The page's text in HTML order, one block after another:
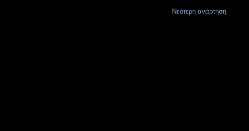
Νεότερη ανάρτηση